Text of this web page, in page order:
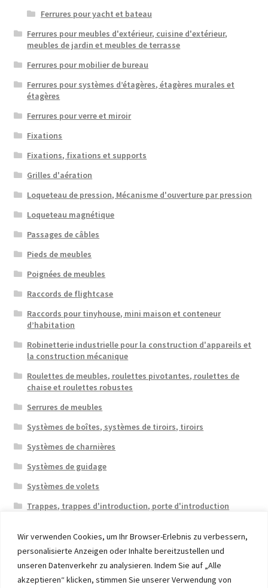
Wir verwenden Cookies, um Ihr Browser-Erlebnis zu verbessern,
personalisierte Anzeigen oder Inhalte bereitzustellen und
unseren Datenverkehr zu analysieren. Indem Sie auf „Alle
akzeptieren“ klicken, stimmen Sie unserer Verwendung von
Ferrures pour yacht et bateau
Ferrures pour meubles d'extérieur, cuisine d'extérieur,
meubles de jardin et meubles de terrasse
Ferrures pour mobilier de bureau
Ferrures pour systèmes d’étagères, étagères murales et
étagères
Ferrures pour verre et miroir
Fixations
Fixations, fixations et supports
Grilles d'aération
Loqueteau de pression, Mécanisme d'ouverture par pression
Loqueteau magnétique
Passages de câbles
Pieds de meubles
Poignées de meubles
Raccords de flightcase
Raccords pour tinyhouse, mini maison et conteneur
d’habitation
Robinetterie industrielle pour la construction d'appareils et
la construction mécanique
Roulettes de meubles, roulettes pivotantes, roulettes de
chaise et roulettes robustes
Serrures de meubles
Systèmes de boîtes, systèmes de tiroirs, tiroirs
Systèmes de charnières
Systèmes de guidage
Systèmes de volets
Trappes, trappes d'introduction, porte d'introduction